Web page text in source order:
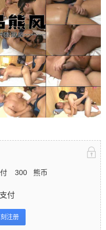
300 熊币
付
注册
已有63人支付 登录